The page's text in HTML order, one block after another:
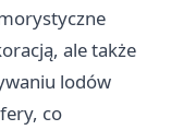
ale także
lodów
co